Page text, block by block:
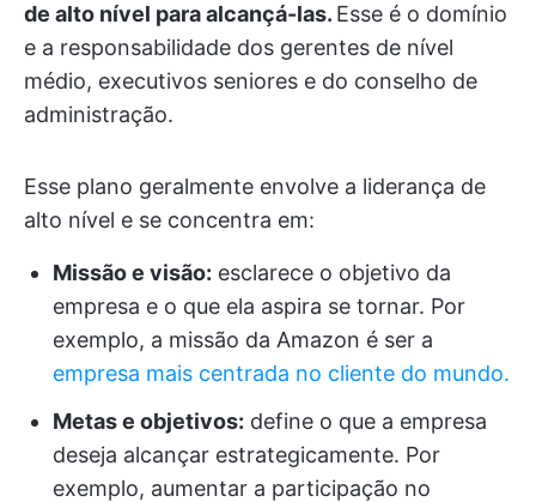
de alto nível para alcançá-las. Esse é o domínio
e a responsabilidade dos gerentes de nível
médio, executivos seniores e do conselho de
administração.
Esse plano geralmente envolve a liderança de
alto nível e se concentra em:
Missão e visão: esclarece o objetivo da
empresa e o que ela aspira se tornar. Por
exemplo, a missão da Amazon é ser a
empresa mais centrada no cliente do mundo.
Metas e objetivos: define o que a empresa
deseja alcançar estrategicamente. Por
exemplo, aumentar a participação no